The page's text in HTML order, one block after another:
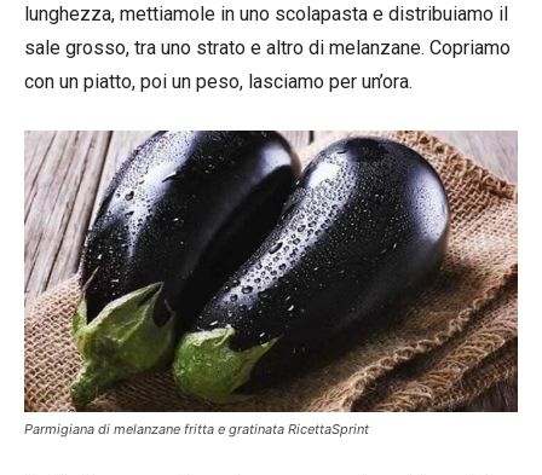
lunghezza, mettiamole in uno scolapasta e distribuiamo il
sale grosso, tra uno strato e altro di melanzane. Copriamo
con un piatto, poi un peso, lasciamo per un’ora.
Parmigiana di melanzane fritta e gratinata RicettaSprint